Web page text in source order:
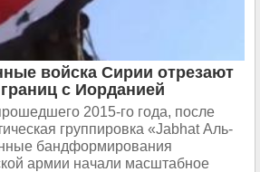
войска Сирии отрезают
с Иорданией
2015-го года, после
группировка «Jabhat Аль-
бандформирования
армии начали масштабное